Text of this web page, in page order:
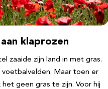
klaprozen
zaaide zijn land in met gras.
voetbalvelden. Maar toen er
geen gras te zijn. Voor hij